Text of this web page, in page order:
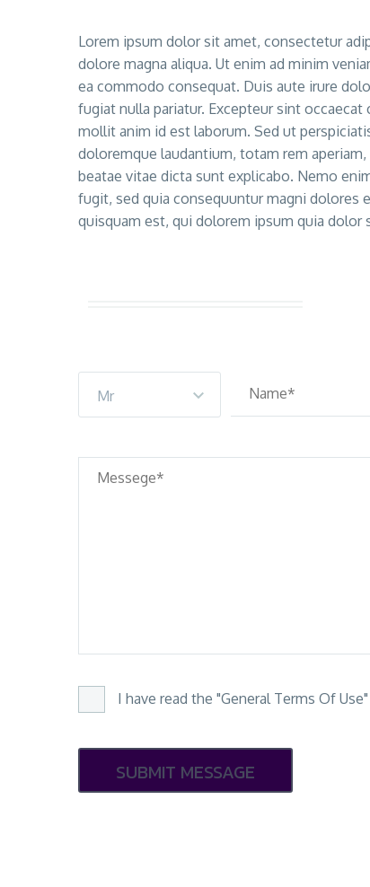
Lorem ipsum dolor sit amet, consectetur
dolore magna aliqua. Ut enim ad minim
ea commodo consequat. Duis aute irure
fugiat nulla pariatur. Excepteur sint
mollit anim id est laborum. Sed ut
doloremque laudantium, totam rem
beatae vitae dicta sunt explicabo. Nemo
fugit, sed quia consequuntur magni dolores
quisquam est, qui dolorem ipsum quia dolor
Mr
I have read the "General Terms Of